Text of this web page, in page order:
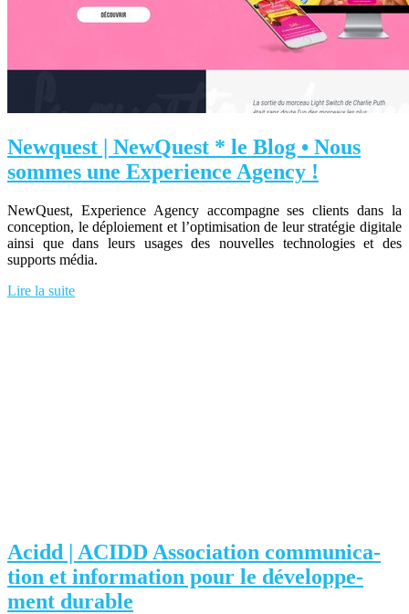
Newquest | NewQuest * le Blog • Nous
sommes une Experience Agency !
NewQuest, Experience Agency accompagne ses clients dans la
conception, le déploiement et l’optimisation de leur stratégie digitale
ainsi que dans leurs usages des nouvelles technologies et des
supports média.
Lire la suite
Acidd | ACIDD Association com­munica­
tion et information pour le dévelop­pe­
ment durable